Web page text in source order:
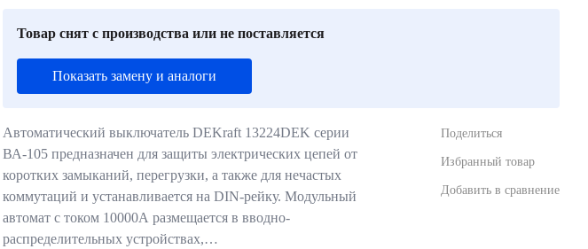
Товар снят с производства или не поставляется
Показать замену и аналоги
Автоматический выключатель DEKraft 13224DEK серии
ВА-105 предназначен для защиты электрических цепей от
коротких замыканий, перегрузки, а также для нечастых
коммутаций и устанавливается на DIN-рейку. Модульный
автомат с током 10000А размещается в вводно-
распределительных устройствах,…
Поделиться
Избранный товар
Добавить в сравнение